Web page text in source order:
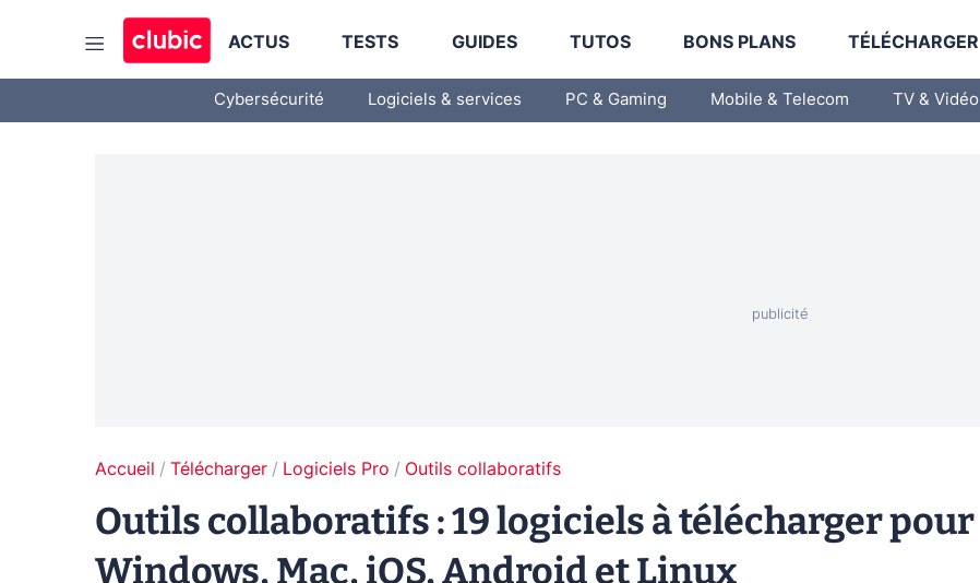
ACTUS TESTS GUIDES TUTOS BONS PLANS TÉLÉCHARGER
Cybersécurité Logiciels & services PC & Gaming Mobile & Telecom TV & Vidéo
Accueil Télécharger Logiciels Pro Outils collaboratifs
Outils collaboratifs : 19 logiciels à télécharger pour
Windows, Mac, iOS, Android et Linux